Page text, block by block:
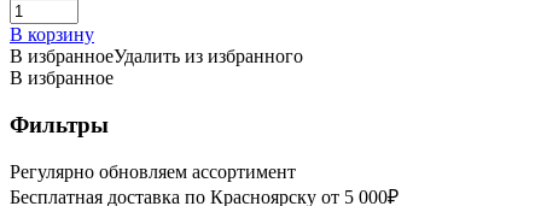
В корзину
В избранноеУдалить из избранного
В избранное
Фильтры
Регулярно обновляем ассортимент
Бесплатная доставка по Красноярску от 5 000₽